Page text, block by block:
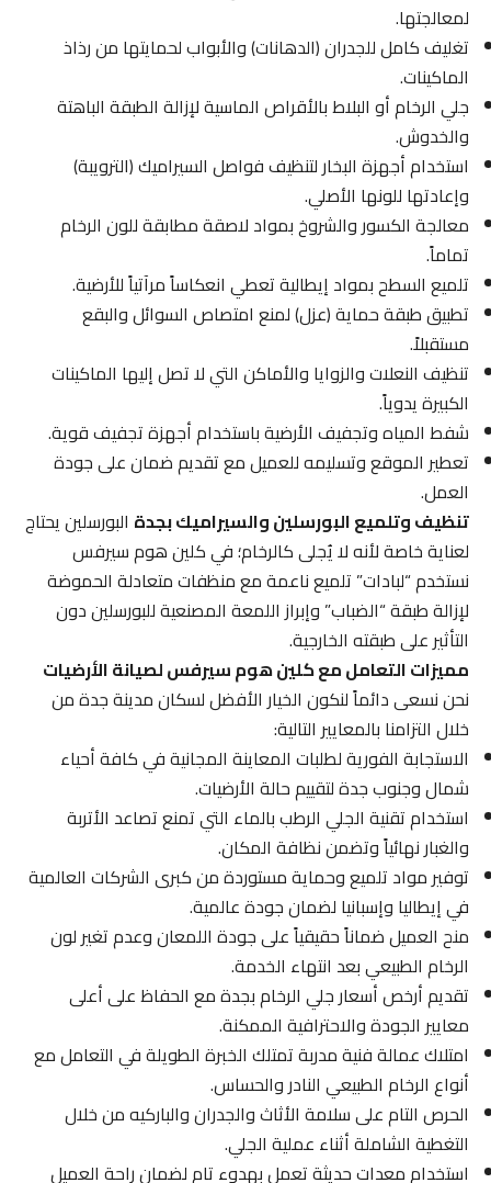
لمعالجتها.
تغليف كامل للجدران (الدهانات) والأبواب لحمايتها من رذاذ
الماكينات.
جلي الرخام أو البلاط بالأقراص الماسية لإزالة الطبقة الباهتة
والخدوش.
استخدام أجهزة البخار لتنظيف فواصل السيراميك (الترويبة)
وإعادتها للونها الأصلي.
معالجة الكسور والشروخ بمواد لاصقة مطابقة للون الرخام
تماماً.
تلميع السطح بمواد إيطالية تعطي انعكاساً مرآتياً للأرضية.
تطبيق طبقة حماية (عزل) لمنع امتصاص السوائل والبقع
مستقبلاً.
تنظيف النعلات والزوايا والأماكن التي لا تصل إليها الماكينات
الكبيرة يدوياً.
شفط المياه وتجفيف الأرضية باستخدام أجهزة تجفيف قوية.
تعطير الموقع وتسليمه للعميل مع تقديم ضمان على جودة
العمل.
تنظيف وتلميع البورسلين والسيراميك بجدةالبورسلين يحتاج
لعناية خاصة لأنه لا يُجلى كالرخام؛ في كلين هوم سيرفس
نستخدم “لبادات” تلميع ناعمة مع منظفات متعادلة الحموضة
لإزالة طبقة “الضباب” وإبراز اللمعة المصنعية للبورسلين دون
التأثير على طبقته الخارجية.
مميزات التعامل مع كلين هوم سيرفس لصيانة الأرضيات
نحن نسعى دائماً لنكون الخيار الأفضل لسكان مدينة جدة من
خلال التزامنا بالمعايير التالية:
الاستجابة الفورية لطلبات المعاينة المجانية في كافة أحياء
شمال وجنوب جدة لتقييم حالة الأرضيات.
استخدام تقنية الجلي الرطب بالماء التي تمنع تصاعد الأتربة
والغبار نهائياً وتضمن نظافة المكان.
توفير مواد تلميع وحماية مستوردة من كبرى الشركات العالمية
في إيطاليا وإسبانيا لضمان جودة عالمية.
منح العميل ضماناً حقيقياً على جودة اللمعان وعدم تغير لون
الرخام الطبيعي بعد انتهاء الخدمة.
تقديم أرخص أسعار جلي الرخام بجدة مع الحفاظ على أعلى
معايير الجودة والاحترافية الممكنة.
امتلاك عمالة فنية مدربة تمتلك الخبرة الطويلة في التعامل مع
أنواع الرخام الطبيعي النادر والحساس.
الحرص التام على سلامة الأثاث والجدران والباركيه من خلال
التغطية الشاملة أثناء عملية الجلي.
استخدام معدات حديثة تعمل بهدوء تام لضمان راحة العميل